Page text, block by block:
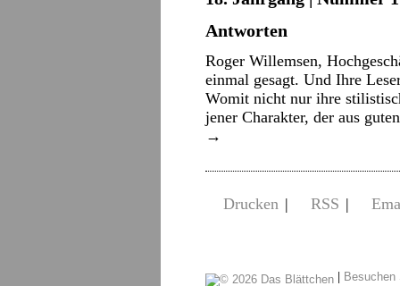
Antworten
Roger Willemsen,
einmal gesagt. Und Ihre
Womit nicht nur ihre
jener Charakter, der aus
→
Drucken | RSS |
|